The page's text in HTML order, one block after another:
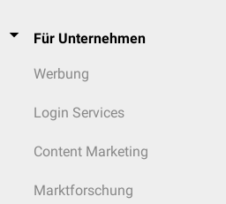
Für Unternehmen
Werbung
Login Services
Content Marketing
Marktforschung